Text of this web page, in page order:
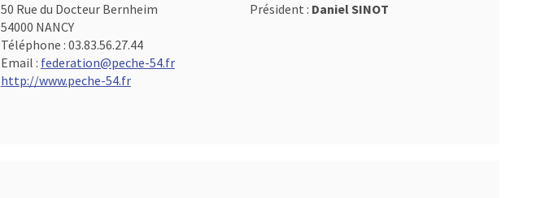
50 Rue du Docteur Bernheim
54000 NANCY
Téléphone : 03.83.56.27.44
Email : federation@peche-54.fr
http://www.peche-54.fr
Président : Daniel SINOT